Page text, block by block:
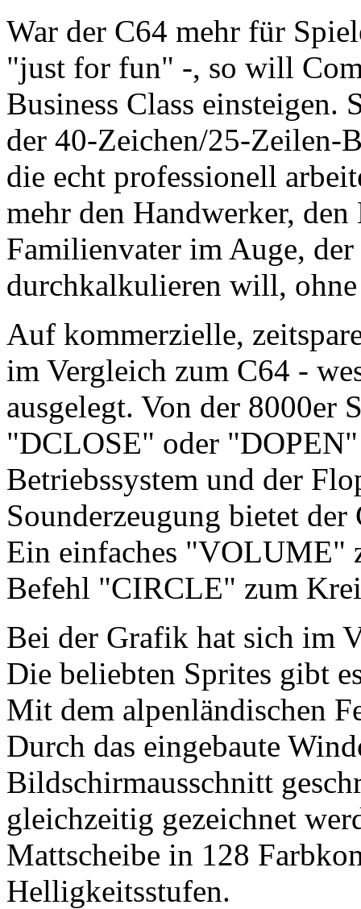
War der C64 mehr für
"just for fun" -, so will
Business Class einsteigen.
der 40-Zeichen/25-
die echt professionell
mehr den Handwerker,
Familienvater im Auge,
durchkalkulieren will, ohne
Auf kommerzielle,
im Vergleich zum C64 -
ausgelegt. Von der 8000er
"DCLOSE" oder
Betriebssystem und der
Sounderzeugung bietet
Ein einfaches "VOLUME"
Befehl "CIRCLE" zum
Bei der Grafik hat sich im
Die beliebten Sprites gibt
Mit dem alpenländischen
Durch das eingebaute
Bildschirmausschnitt
gleichzeitig gezeichnet
Mattscheibe in 128
Helligkeitsstufen.